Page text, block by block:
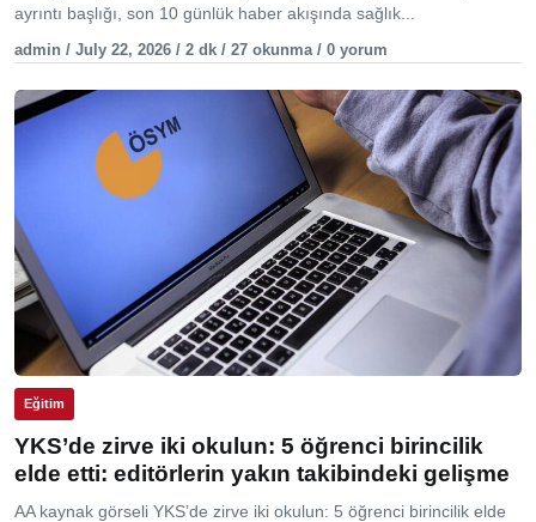
ayrıntı başlığı, son 10 günlük haber akışında sağlık...
admin / July 22, 2026 / 2 dk / 27 okunma / 0 yorum
Eğitim
YKS’de zirve iki okulun: 5 öğrenci birincilik
elde etti: editörlerin yakın takibindeki gelişme
AA kaynak görseli YKS’de zirve iki okulun: 5 öğrenci birincilik elde